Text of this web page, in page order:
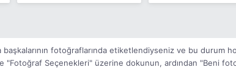
başkalarının fotoğraflarında etiketlendiyseniz ve bu durum
"Fotoğraf Seçenekleri" üzerine dokunun, ardından "Beni